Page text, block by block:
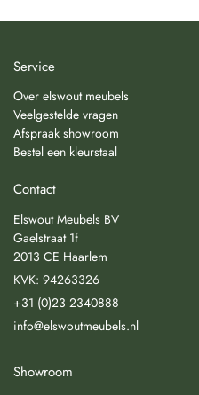
Service
Over elswout meubels
Veelgestelde vragen
Afspraak showroom
Bestel een kleurstaal
Contact
Elswout Meubels BV
Gaelstraat 1f
2013 CE Haarlem
KVK: 94263326
+31 (0)23 2340888
info@elswoutmeubels.nl
Showroom